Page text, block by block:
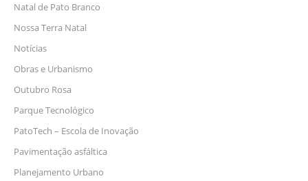
Natal de Pato Branco
Nossa Terra Natal
Notícias
Obras e Urbanismo
Outubro Rosa
Parque Tecnológico
PatoTech – Escola de Inovação
Pavimentação asfáltica
Planejamento Urbano